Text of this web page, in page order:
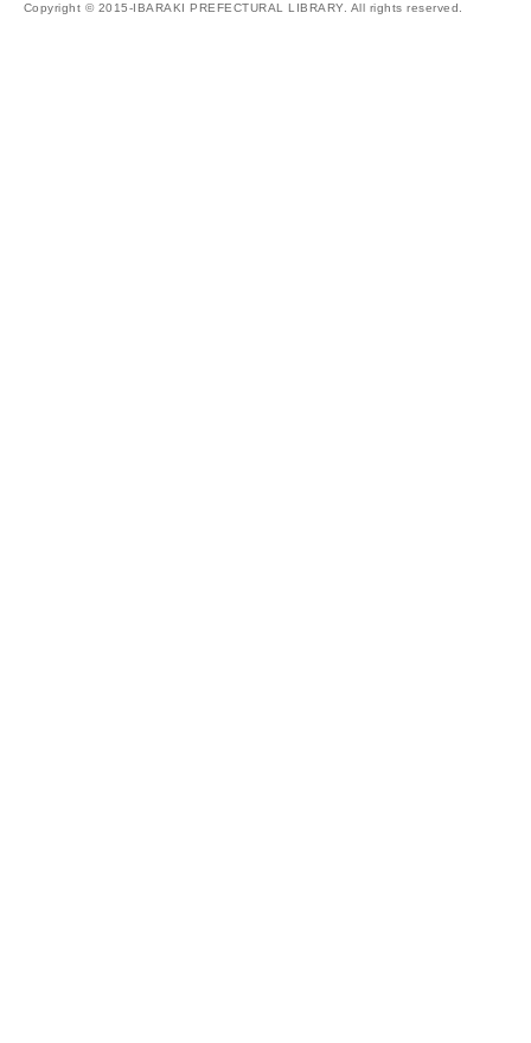
Copyright © 2015-IBARAKI PREFECTURAL LIBRARY. All rights reserved.